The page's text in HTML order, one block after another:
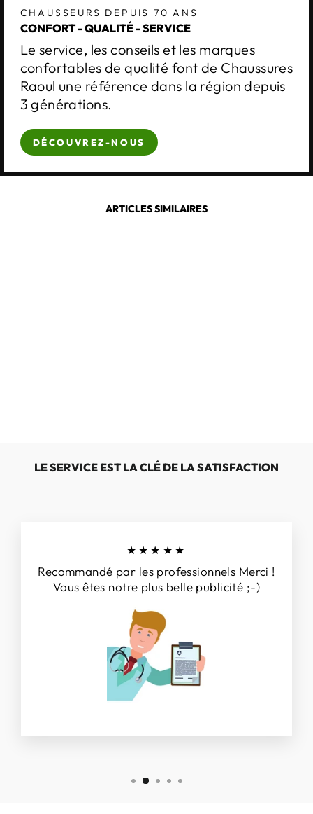
CHAUSSEURS DEPUIS 70 ANS
CONFORT - QUALITÉ - SERVICE
Le service, les conseils et les marques
confortables de qualité font de Chaussures
Raoul une référence dans la région depuis
3 générations.
DÉCOUVREZ-NOUS
ARTICLES SIMILAIRES
LE SERVICE EST LA CLÉ DE LA SATISFACTION
★★★★★
Recommandé par les professionnels Merci !
Vous êtes notre plus belle publicité ;-)